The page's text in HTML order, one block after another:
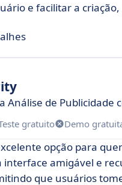
e facilitar a
Análise de Publicidade
gratuito Demo
opção para
interface amigável e
que usuários